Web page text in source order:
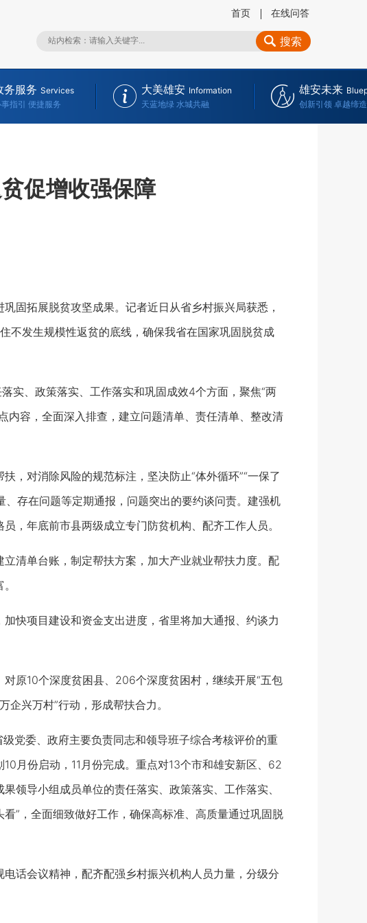
首页 在线问答
搜索
务服务 Services
事指引 便捷服务
大美雄安 Information
天蓝地绿 水城共融
雄安未来
创新引领 卓越缔造
促增收强保障
拓展脱贫攻坚成果。记者近日从省乡村振兴局获悉，
不发生规模性返贫的底线，确保我省在国家巩固脱贫成
、政策落实、工作落实和巩固成效4个方面，聚焦“两
内容，全面深入排查，建立问题清单、责任清单、整改清
对消除风险的规范标注，坚决防止“体外循环”“一保了
、存在问题等定期通报，问题突出的要约谈问责。建强机
，年底前市县两级成立专门防贫机构、配齐工作人员。
清单台账，制定帮扶方案，加大产业就业帮扶力度。配
项目建设和资金支出进度，省里将加大通报、约谈力
原10个深度贫困县、206个深度贫困村，继续开展“五包
企兴万村”行动，形成帮扶合力。
党委、政府主要负责同志和领导班子综合考核评价的重
月份启动，11月份完成。重点对13个市和雄安新区、62
领导小组成员单位的责任落实、政策落实、工作落实、
”，全面细致做好工作，确保高标准、高质量通过巩固脱
话会议精神，配齐配强乡村振兴机构人员力量，分级分